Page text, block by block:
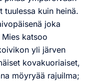
tuulessa kuin heinä.
joka
katsoo
yli järven
kovakuoriaiset,
möyryää rajuilma;